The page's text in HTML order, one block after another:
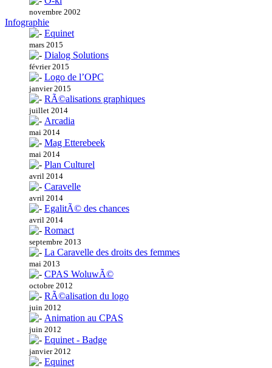
novembre 2002
Infographie
Equinet
mars 2015
Dialog Solutions
février 2015
Logo de l’OPC
janvier 2015
RÃ©alisations graphiques
juillet 2014
Arcadia
mai 2014
Mag Etterebeek
mai 2014
Plan Culturel
avril 2014
Caravelle
avril 2014
EgalitÃ© des chances
avril 2014
Romact
septembre 2013
La Caravelle des droits des femmes
mai 2013
CPAS WoluwÃ©
octobre 2012
RÃ©alisation du logo
juin 2012
Animation au CPAS
juin 2012
Equinet - Badge
janvier 2012
Equinet